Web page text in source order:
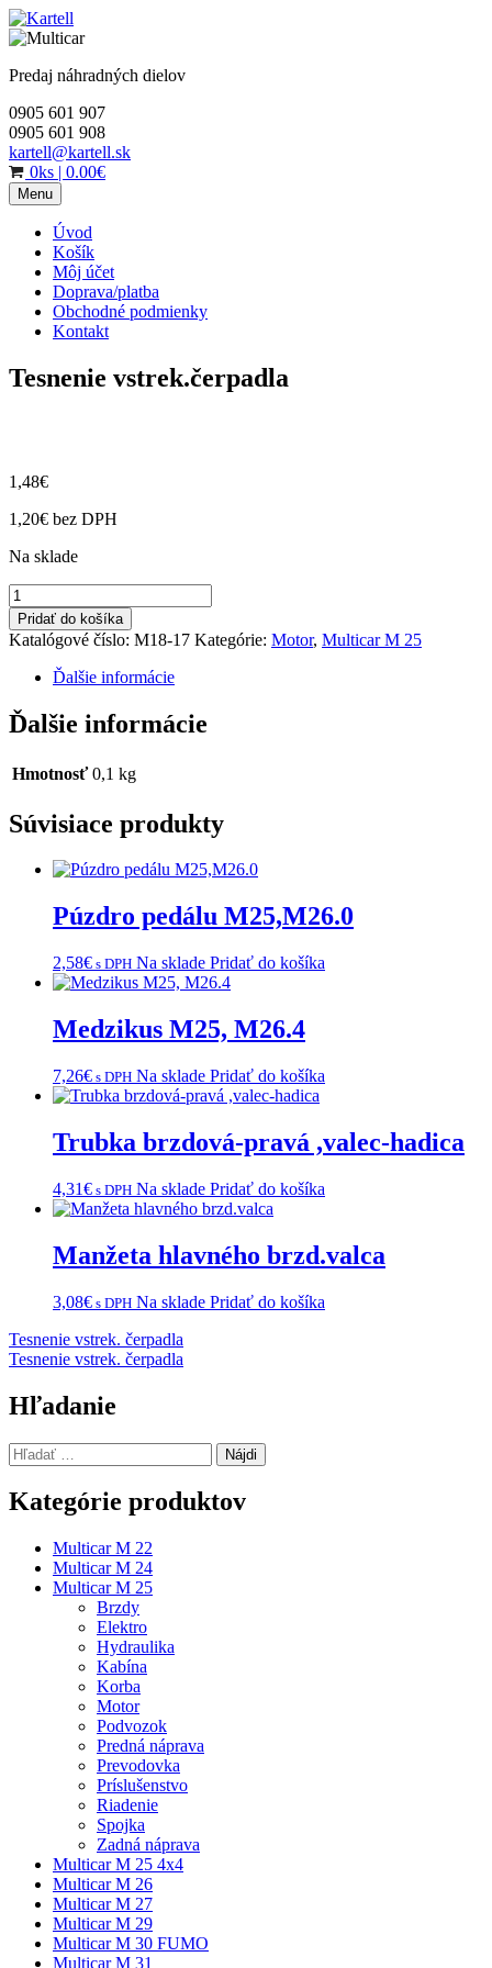
Skip
to
Predaj náhradných dielov
0905 601 907
0905 601 908
kartell@kartell.sk
0ks | 0.00€
Menu
Úvod
Košík
Môj účet
Doprava/platba
Obchodné podmienky
Kontakt
Tesnenie vstrek.čerpadla
1,48€
1,20€ bez DPH
Na sklade
množstvo
Tesnenie
vstrek.čerpadla
Pridať do košíka
Katalógové číslo: M18-17 Kategórie: Motor, Multicar M 25
Ďalšie informácie
Ďalšie informácie
Hmotnosť 0,1 kg
Súvisiace produkty
Púzdro pedálu M25,M26.0
2,58€ s DPH Na sklade Pridať do košíka
Medzikus M25, M26.4
7,26€ s DPH Na sklade Pridať do košíka
Trubka brzdová-pravá ,valec-hadica
4,31€ s DPH Na sklade Pridať do košíka
Manžeta hlavného brzd.valca
3,08€ s DPH Na sklade Pridať do košíka
Navigácia
v
článku
Tesnenie vstrek. čerpadla
Tesnenie vstrek. čerpadla
Hľadanie
Hľadať:
Kategórie produktov
Multicar M 22
Multicar M 24
Multicar M 25
Brzdy
Elektro
Hydraulika
Kabína
Korba
Motor
Podvozok
Predná náprava
Prevodovka
Príslušenstvo
Riadenie
Spojka
Zadná náprava
Multicar M 25 4x4
Multicar M 26
Multicar M 27
Multicar M 29
Multicar M 30 FUMO
Multicar M 31